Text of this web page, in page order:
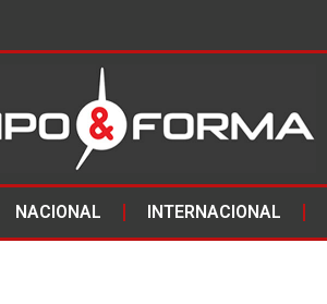
NACIONAL INTERNACIONAL